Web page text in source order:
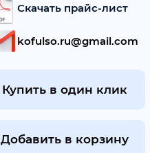
Скачать прайс-лист
kofulso.ru@gmail.com
Купить в один клик
Добавить в корзину